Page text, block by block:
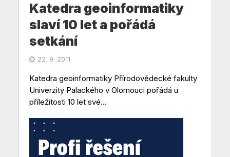
Katedra geoinformatiky
slaví 10 let a pořádá
setkání
22. 9. 2011
Katedra geoinformatiky Přírodovědecké fakulty
Univerzity Palackého v Olomouci pořádá u
příležitosti 10 let své...